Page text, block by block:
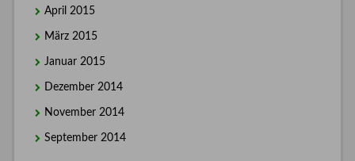
April 2015
März 2015
Januar 2015
Dezember 2014
November 2014
September 2014